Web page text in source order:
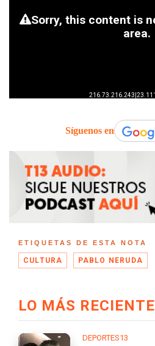
Síguenos en
ETIQUETAS DE ESTA NOTA
CULTURA PABLO NERUDA
LO MÁS RECIENTE
DEPORTES13